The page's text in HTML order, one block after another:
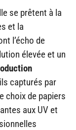
se prêtent à la
et la
l’écho de
élevée et un
capturés par
choix de papiers
aux UV et